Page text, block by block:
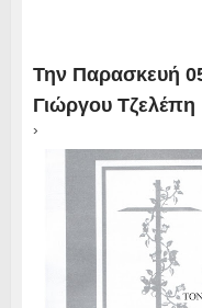
Την Παρασκευή
Γιώργου Τζελέπη
›